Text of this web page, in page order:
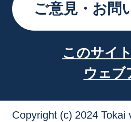
ご意見・お問
このサイ
ウェブ
Copyright (c) 2024